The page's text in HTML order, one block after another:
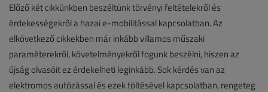
Előző két cikkünkben beszéltünk törvényi feltételekről és
érdekességekről a hazai e-mobilitással kapcsolatban. Az
elkövetkező cikkekben már inkább villamos műszaki
paraméterekről, követelményekről fogunk beszélni, hiszen az
újság olvasóit ez érdekelheti leginkább. Sok kérdés van az
elektromos autózással és ezek töltésével kapcsolatban, rengeteg